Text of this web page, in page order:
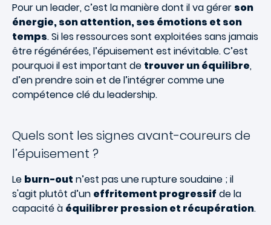
Pour un leader, c’est la manière dont il va gérer son
énergie, son attention, ses émotions et son
temps. Si les ressources sont exploitées sans jamais
être régénérées, l’épuisement est inévitable. C’est
pourquoi il est important de trouver un équilibre,
d’en prendre soin et de l’intégrer comme une
compétence clé du leadership.
Quels sont les signes avant-coureurs de
l’épuisement ?
Le burn-out n’est pas une rupture soudaine ; il
s'agit plutôt d’un effritement progressif de la
capacité à équilibrer pression et récupération.